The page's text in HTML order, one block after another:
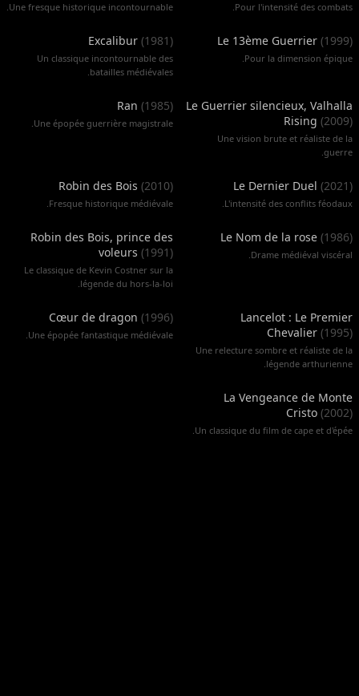
Pour l'intensité des combats.
Une fresque historique incontournable.
Le 13ème Guerrier (1999)
Pour la dimension épique.
Excalibur (1981 )
Un classique incontournable des
batailles médiévales.
Le Guerrier silencieux, Valhalla
Rising (2009)
Une vision brute et réaliste de la
guerre.
Ran (1985)
Une épopée guerrière magistrale.
Le Dernier Duel (2021 )
L'intensité des conflits féodaux.
Robin des Bois (2010)
Fresque historique médiévale.
Le Nom de la rose (1986)
Drame médiéval viscéral.
Robin des Bois, prince des
voleurs (1991 )
Le classique de Kevin Costner sur la
légende du hors-la-loi.
Lancelot : Le Premier
Chevalier (1995)
Une relecture sombre et réaliste de la
légende arthurienne.
Cœur de dragon (1996)
Une épopée fantastique médiévale.
La Vengeance de Monte
Cristo (2002)
Un classique du film de cape et d'épée.